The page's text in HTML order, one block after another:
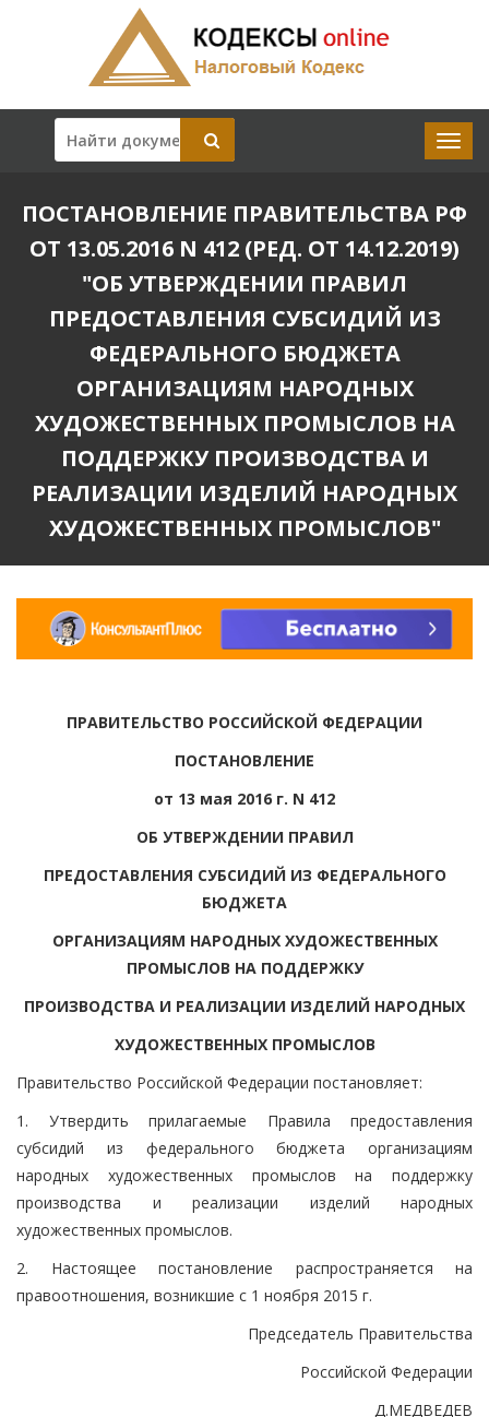
ПОСТАНОВЛЕНИЕ ПРАВИТЕЛЬСТВА РФ
ОТ 13.05.2016 N 412 (РЕД. ОТ 14.12.2019)
"ОБ УТВЕРЖДЕНИИ ПРАВИЛ
ПРЕДОСТАВЛЕНИЯ СУБСИДИЙ ИЗ
ФЕДЕРАЛЬНОГО БЮДЖЕТА
ОРГАНИЗАЦИЯМ НАРОДНЫХ
ХУДОЖЕСТВЕННЫХ ПРОМЫСЛОВ НА
ПОДДЕРЖКУ ПРОИЗВОДСТВА И
РЕАЛИЗАЦИИ ИЗДЕЛИЙ НАРОДНЫХ
ХУДОЖЕСТВЕННЫХ ПРОМЫСЛОВ"
ПРАВИТЕЛЬСТВО РОССИЙСКОЙ ФЕДЕРАЦИИ
ПОСТАНОВЛЕНИЕ
от 13 мая 2016 г. N 412
ОБ УТВЕРЖДЕНИИ ПРАВИЛ
ПРЕДОСТАВЛЕНИЯ СУБСИДИЙ ИЗ ФЕДЕРАЛЬНОГО
БЮДЖЕТА
ОРГАНИЗАЦИЯМ НАРОДНЫХ ХУДОЖЕСТВЕННЫХ
ПРОМЫСЛОВ НА ПОДДЕРЖКУ
ПРОИЗВОДСТВА И РЕАЛИЗАЦИИ ИЗДЕЛИЙ НАРОДНЫХ
ХУДОЖЕСТВЕННЫХ ПРОМЫСЛОВ
Правительство Российской Федерации постановляет:
1. Утвердить прилагаемые Правила предоставления
субсидий из федерального бюджета организациям
народных художественных промыслов на поддержку
производства и реализации изделий народных
художественных промыслов.
2. Настоящее постановление распространяется на
правоотношения, возникшие с 1 ноября 2015 г.
Председатель Правительства
Российской Федерации
Д.МЕДВЕДЕВ